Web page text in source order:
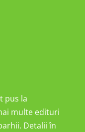
pus la
multe edituri
Detalii în